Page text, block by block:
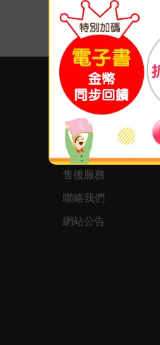
客服中心
購物說明
付款方式
寄送方式
售後服務
聯絡我們
網站公告